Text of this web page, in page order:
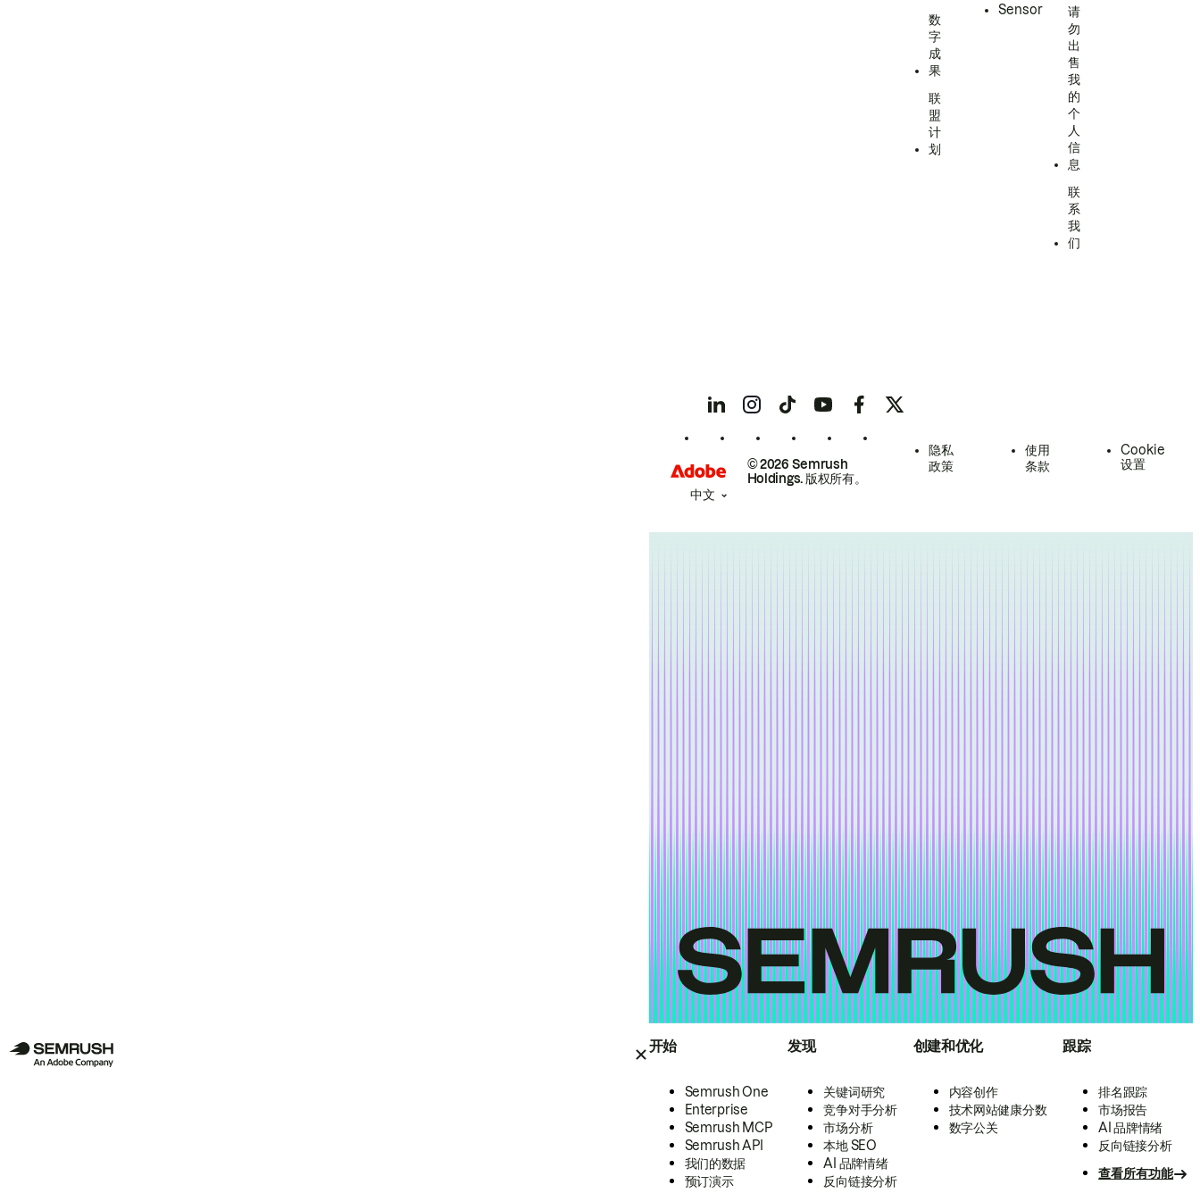
开始
Semrush One
Enterprise
Semrush MCP
Semrush API
我们的数据
预订演示
发现
关键词研究
竞争对手分析
市场分析
本地 SEO
AI 品牌情绪
反向链接分析
创建和优化
内容创作
技术网站健康分数
数字公关
跟踪
排名跟踪
市场报告
AI 品牌情绪
反向链接分析
查看所有功能
数
字
成
果
联
盟
计
划
Sensor
请
勿
出
售
我
的
个
人
信
息
联
系
我
们
© 2026 Semrush
Holdings. 版权所有。
隐私
政策
使用
条款
Cookie
设置
中文